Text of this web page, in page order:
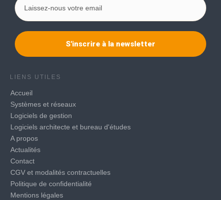
S'inscrire à la newsletter
LIENS UTILES
Accueil
Systèmes et réseaux
Logiciels de gestion
Logiciels architecte et bureau d'études
A propos
Actualités
Contact
CGV et modalités contractuelles
Politique de confidentialité
Mentions légales